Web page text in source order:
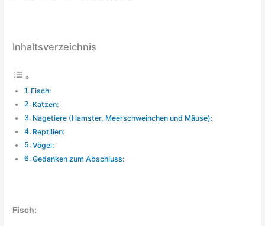
Inhaltsverzeichnis
Fisch:
Katzen:
Nagetiere (Hamster, Meerschweinchen und Mäuse):
Reptilien:
Vögel:
Gedanken zum Abschluss:
Fisch: